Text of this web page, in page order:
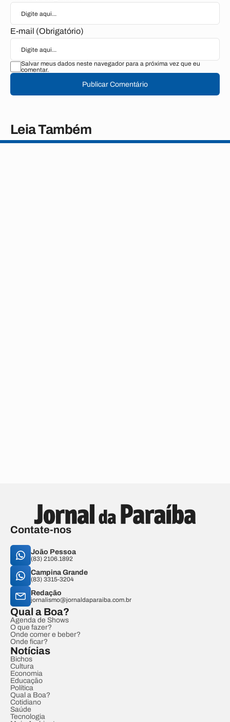
E-mail (Obrigatório)
Salvar meus dados neste navegador para a próxima vez que eu
comentar.
Publicar Comentário
Leia Também
Contate-nos
João Pessoa
(83) 2106.1892
Campina Grande
(83) 3315-3204
Redação
jornalismo@jornaldaparaiba.com.br
Qual a Boa?
Agenda de Shows
O que fazer?
Onde comer e beber?
Onde ficar?
Notícias
Bichos
Cultura
Economia
Educação
Política
Qual a Boa?
Cotidiano
Saúde
Tecnologia